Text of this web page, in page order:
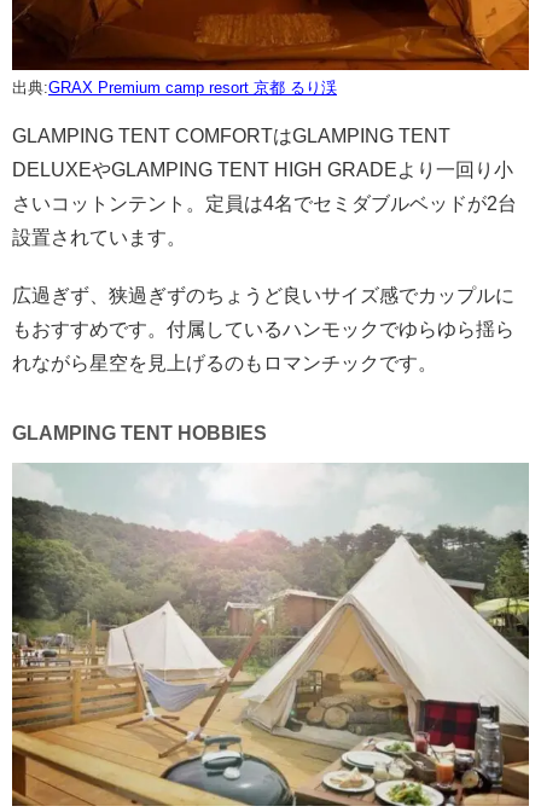
出典:GRAX Premium camp resort 京都 るり渓
GLAMPING TENT COMFORTはGLAMPING TENT
DELUXEやGLAMPING TENT HIGH GRADEより一回り小
さいコットンテント。定員は4名でセミダブルベッドが2台
設置されています。
広過ぎず、狭過ぎずのちょうど良いサイズ感でカップルに
もおすすめです。付属しているハンモックでゆらゆら揺ら
れながら星空を見上げるのもロマンチックです。
GLAMPING TENT HOBBIES